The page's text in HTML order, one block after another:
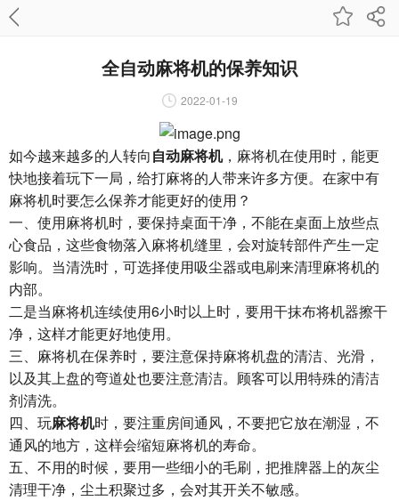
全自动麻将机的保养知识
2022-01-19
如今越来越多的人转向自动麻将机，麻将机在使用时，能更
快地接着玩下一局，给打麻将的人带来许多方便。在家中有
麻将机时要怎么保养才能更好的使用？
一、使用麻将机时，要保持桌面干净，不能在桌面上放些点
心食品，这些食物落入麻将机缝里，会对旋转部件产生一定
影响。当清洗时，可选择使用吸尘器或电刷来清理麻将机的
内部。
二是当麻将机连续使用6小时以上时，要用干抹布将机器擦干
净，这样才能更好地使用。
三、麻将机在保养时，要注意保持麻将机盘的清洁、光滑，
以及其上盘的弯道处也要注意清洁。顾客可以用特殊的清洁
剂清洗。
四、玩麻将机时，要注重房间通风，不要把它放在潮湿，不
通风的地方，这样会缩短麻将机的寿命。
五、不用的时候，要用一些细小的毛刷，把推牌器上的灰尘
清理干净，尘土积聚过多，会对其开关不敏感。